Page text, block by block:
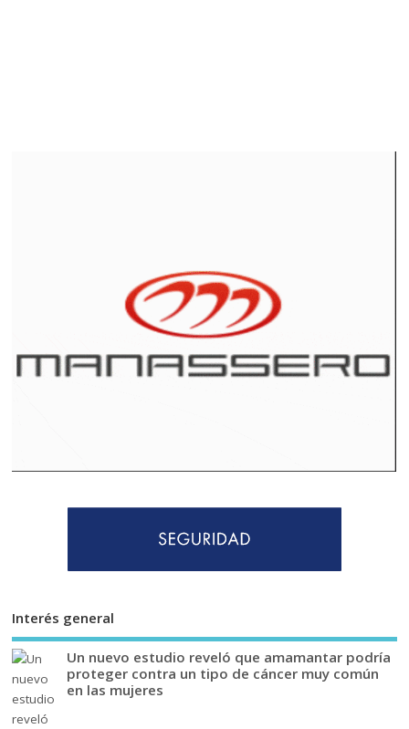
Interés general
Un nuevo estudio reveló que amamantar podría
proteger contra un tipo de cáncer muy común
en las mujeres